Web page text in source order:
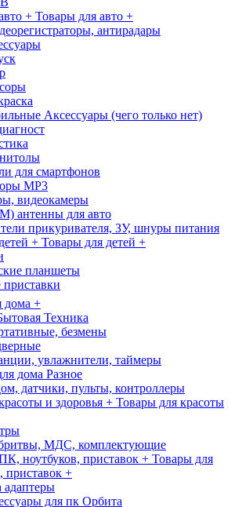
Товары для авто +
антирадары
Аксессуары (чего только нет)
для смартфонов
МР3
видеокамеры
антенны для авто
прикуривателя, ЗУ, шнуры питания
Товары для детей +
планшеты
дома +
Техника
безмены
увлажнители, таймеры
дома Разное
датчики, пульты, контроллеры
Товары для красоты
МДС, комплектующие
Товары для
приставок +
адаптеры
для пк Орбита